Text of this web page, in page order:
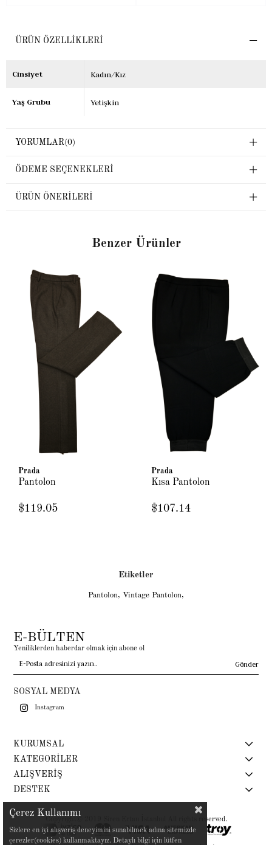
ÜRÜN ÖZELLIKLERI
Cinsiyet Kadın/Kız
Yaş Grubu Yetişkin
YORUMLAR(0)
ÖDEME SEÇENEKLERI
ÜRÜN ÖNERILERI
Benzer Ürünler
Prada
Pantolon
$119.05
Prada
Kısa Pantolon
$107.14
Etiketler
Pantolon, Vintage Pantolon,
E-BÜLTEN
Yeniliklerden haberdar olmak için abone ol
Gönder
SOSYAL MEDYA
Instagram
KURUMSAL
KATEGORİLER
ALIŞVERİŞ
DESTEK
Copyright© 2019 Siren Ertan İstanbul All rights reserved.
Çerez Kullanımı
Sizlere en iyi alışveriş deneyimini sunabilmek adına sitemizde
çerezler(cookies) kullanmaktayız. Detaylı bilgi için lütfen